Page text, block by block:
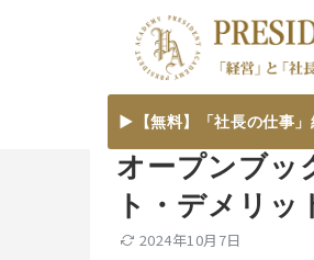
▶【無料】「社長の仕事」
オープンブッ
ト・デメリッ
2024年10月7日